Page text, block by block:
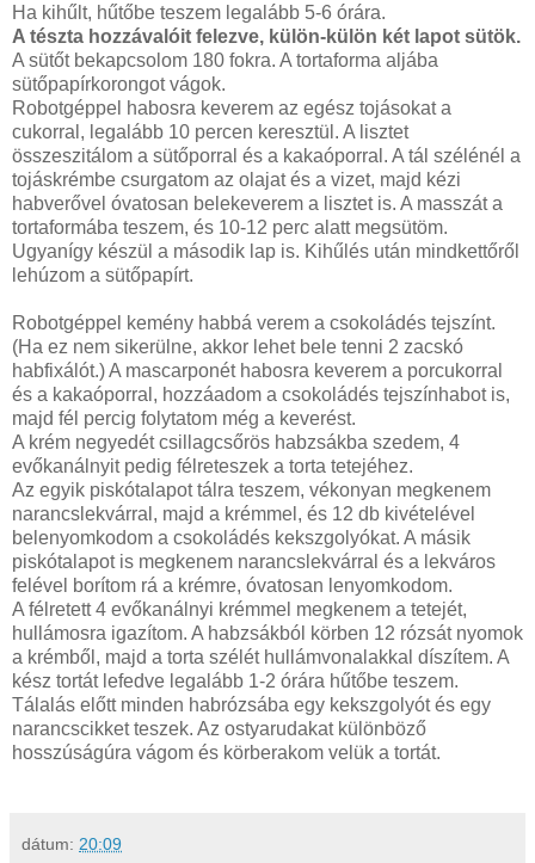
Ha kihűlt, hűtőbe teszem legalább 5-6 órára.
A tészta hozzávalóit felezve, külön-külön két lapot sütök.
A sütőt bekapcsolom 180 fokra. A tortaforma aljába
sütőpapírkorongot vágok.
Robotgéppel habosra keverem az egész tojásokat a
cukorral, legalább 10 percen keresztül. A lisztet
összeszitálom a sütőporral és a kakaóporral. A tál szélénél a
tojáskrémbe csurgatom az olajat és a vizet, majd kézi
habverővel óvatosan belekeverem a lisztet is. A masszát a
tortaformába teszem, és 10-12 perc alatt megsütöm.
Ugyanígy készül a második lap is. Kihűlés után mindkettőről
lehúzom a sütőpapírt.
Robotgéppel kemény habbá verem a csokoládés tejszínt.
(Ha ez nem sikerülne, akkor lehet bele tenni 2 zacskó
habfixálót.) A mascarponét habosra keverem a porcukorral
és a kakaóporral, hozzáadom a csokoládés tejszínhabot is,
majd fél percig folytatom még a keverést.
A krém negyedét csillagcsőrös habzsákba szedem, 4
evőkanálnyit pedig félreteszek a torta tetejéhez.
Az egyik piskótalapot tálra teszem, vékonyan megkenem
narancslekvárral, majd a krémmel, és 12 db kivételével
belenyomkodom a csokoládés kekszgolyókat. A másik
piskótalapot is megkenem narancslekvárral és a lekváros
felével borítom rá a krémre, óvatosan lenyomkodom.
A félretett 4 evőkanálnyi krémmel megkenem a tetejét,
hullámosra igazítom. A habzsákból körben 12 rózsát nyomok
a krémből, majd a torta szélét hullámvonalakkal díszítem. A
kész tortát lefedve legalább 1-2 órára hűtőbe teszem.
Tálalás előtt minden habrózsába egy kekszgolyót és egy
narancscikket teszek. Az ostyarudakat különböző
hosszúságúra vágom és körberakom velük a tortát.
dátum: 20:09